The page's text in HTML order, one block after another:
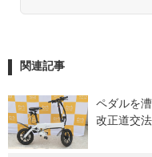
関連記事
ペダルを
改正道交